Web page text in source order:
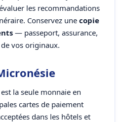
les recommandations
Conservez une copie
— passeport, assurance,
vos originaux.
est la seule monnaie en
cartes de paiement
dans les hôtels et